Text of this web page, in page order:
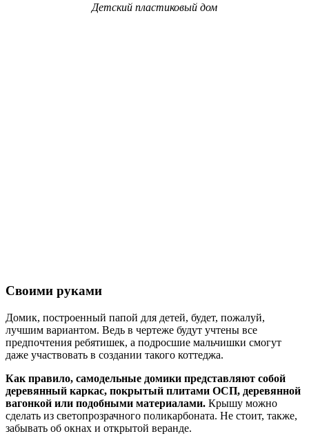
Детский пластиковый дом
Своими руками
Домик, построенный папой для детей, будет, пожалуй,
лучшим вариантом. Ведь в чертеже будут учтены все
предпочтения ребятишек, а подросшие мальчишки смогут
даже участвовать в создании такого коттеджа.
Как правило, самодельные домики представляют собой
деревянный каркас, покрытый плитами ОСП, деревянной
вагонкой или подобными материалами. Крышу можно
сделать из светопрозрачного поликарбоната. Не стоит, также,
забывать об окнах и открытой веранде.